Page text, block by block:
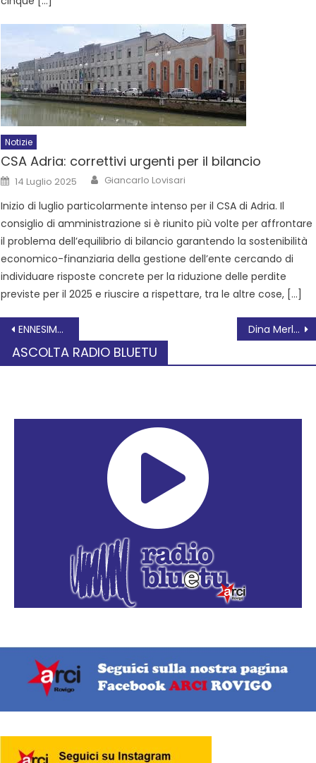
Notizie
CSA Adria: correttivi urgenti per il bilancio
14 Luglio 2025 Giancarlo Lovisari
Inizio di luglio particolarmente intenso per il CSA di Adria. Il
consiglio di amministrazione si è riunito più volte per affrontare
il problema dell’equilibrio di bilancio garantendo la sostenibilità
economico-finanziaria della gestione dell’ente cercando di
individuare risposte concrete per la riduzione delle perdite
previste per il 2025 e riuscire a rispettare, tra le altre cose, […]
ENNESIMO CAMBIO NELLA GIUNTA DI ROVIGO Dina Merlo: Frattura politica insanabile nella Amministrazione Cittadin
ASCOLTA RADIO BLUETU